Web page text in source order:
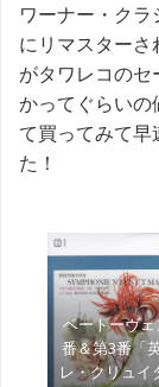
ワーナー・ク
にリマスター
がタワレコの
かってぐらいの
て買ってみて
た！
ベートーヴ
番＆第3番「
レ・クリュイ